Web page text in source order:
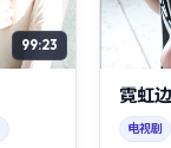
99:23
霓虹
电视剧